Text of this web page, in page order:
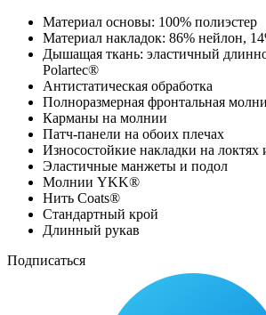
Материал основы: 100% полиэстер
Материал накладок: 86% нейлон,
Дышащая ткань: эластичный
Polartec®
Антистатическая обработка
Полноразмерная фронтальная
Карманы на молнии
Патч-панели на обоих плечах
Износостойкие накладки на локтях
Эластичные манжеты и подол
Молнии YKK®
Нить Coats®
Стандартный крой
Длинный рукав
Подписаться